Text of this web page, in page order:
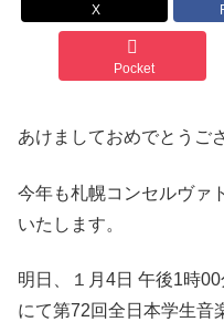
X
Pocket
あけましておめでとうご
今年も札幌コンセルヴァ
いたします。
明日、１月4日 午後1時
にて第72回全日本学生音